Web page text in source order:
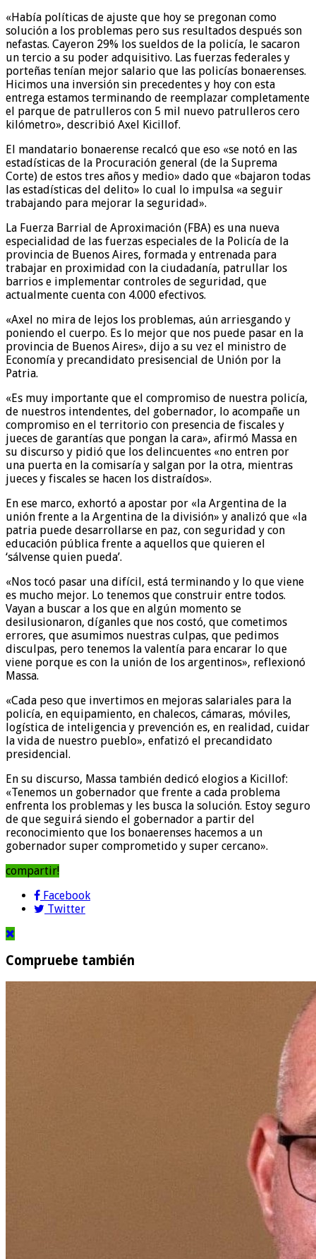
«Había políticas de ajuste que hoy se pregonan como
solución a los problemas pero sus resultados después son
nefastas. Cayeron 29% los sueldos de la policía, le sacaron
un tercio a su poder adquisitivo. Las fuerzas federales y
porteñas tenían mejor salario que las policías bonaerenses.
Hicimos una inversión sin precedentes y hoy con esta
entrega estamos terminando de reemplazar completamente
el parque de patrulleros con 5 mil nuevo patrulleros cero
kilómetro», describió Axel Kicillof.
El mandatario bonaerense recalcó que eso «se notó en las
estadísticas de la Procuración general (de la Suprema
Corte) de estos tres años y medio» dado que «bajaron todas
las estadísticas del delito» lo cual lo impulsa «a seguir
trabajando para mejorar la seguridad».
La Fuerza Barrial de Aproximación (FBA) es una nueva
especialidad de las fuerzas especiales de la Policía de la
provincia de Buenos Aires, formada y entrenada para
trabajar en proximidad con la ciudadanía, patrullar los
barrios e implementar controles de seguridad, que
actualmente cuenta con 4.000 efectivos.
«Axel no mira de lejos los problemas, aún arriesgando y
poniendo el cuerpo. Es lo mejor que nos puede pasar en la
provincia de Buenos Aires», dijo a su vez el ministro de
Economía y precandidato presisencial de Unión por la
Patria.
«Es muy importante que el compromiso de nuestra policía,
de nuestros intendentes, del gobernador, lo acompañe un
compromiso en el territorio con presencia de fiscales y
jueces de garantías que pongan la cara», afirmó Massa en
su discurso y pidió que los delincuentes «no entren por
una puerta en la comisaría y salgan por la otra, mientras
jueces y fiscales se hacen los distraídos».
En ese marco, exhortó a apostar por «la Argentina de la
unión frente a la Argentina de la división» y analizó que «la
patria puede desarrollarse en paz, con seguridad y con
educación pública frente a aquellos que quieren el
‘sálvense quien pueda’.
«Nos tocó pasar una difícil, está terminando y lo que viene
es mucho mejor. Lo tenemos que construir entre todos.
Vayan a buscar a los que en algún momento se
desilusionaron, díganles que nos costó, que cometimos
errores, que asumimos nuestras culpas, que pedimos
disculpas, pero tenemos la valentía para encarar lo que
viene porque es con la unión de los argentinos», reflexionó
Massa.
«Cada peso que invertimos en mejoras salariales para la
policía, en equipamiento, en chalecos, cámaras, móviles,
logística de inteligencia y prevención es, en realidad, cuidar
la vida de nuestro pueblo», enfatizó el precandidato
presidencial.
En su discurso, Massa también dedicó elogios a Kicillof:
«Tenemos un gobernador que frente a cada problema
enfrenta los problemas y les busca la solución. Estoy seguro
de que seguirá siendo el gobernador a partir del
reconocimiento que los bonaerenses hacemos a un
gobernador super comprometido y super cercano».
compartir!
Facebook
Twitter
Compruebe también